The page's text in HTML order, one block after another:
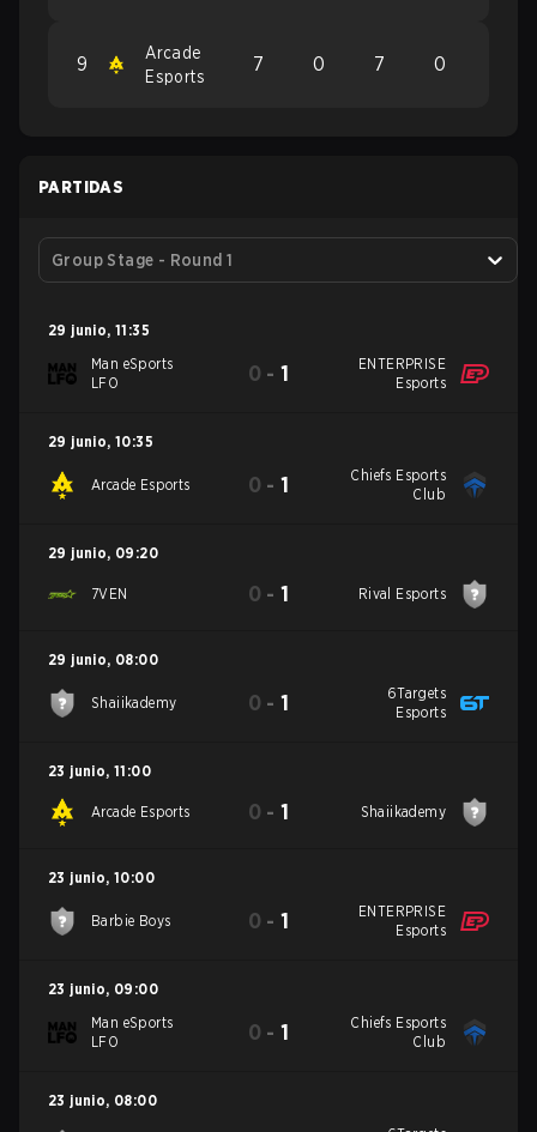
9
Arcade
Esports
7 0 7 0
PARTIDAS
Group Stage - Round 1
29 junio, 11:35
Man eSports
LFO
0 -1
ENTERPRISE
Esports
29 junio, 10:35
Arcade Esports 0 -1
Chiefs Esports
Club
29 junio, 09:20
7VEN 0 -1 Rival Esports
29 junio, 08:00
Shaiikademy 0 -1
6Targets
Esports
23 junio, 11:00
Arcade Esports 0 -1 Shaiikademy
23 junio, 10:00
Barbie Boys 0 -1
ENTERPRISE
Esports
23 junio, 09:00
Man eSports
LFO
0 -1
Chiefs Esports
Club
23 junio, 08:00